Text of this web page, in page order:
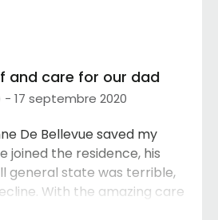
and care for our dad
17 septembre 2020
De Bellevue saved my
joined the residence, his
general state was terrible,
With the amazing care